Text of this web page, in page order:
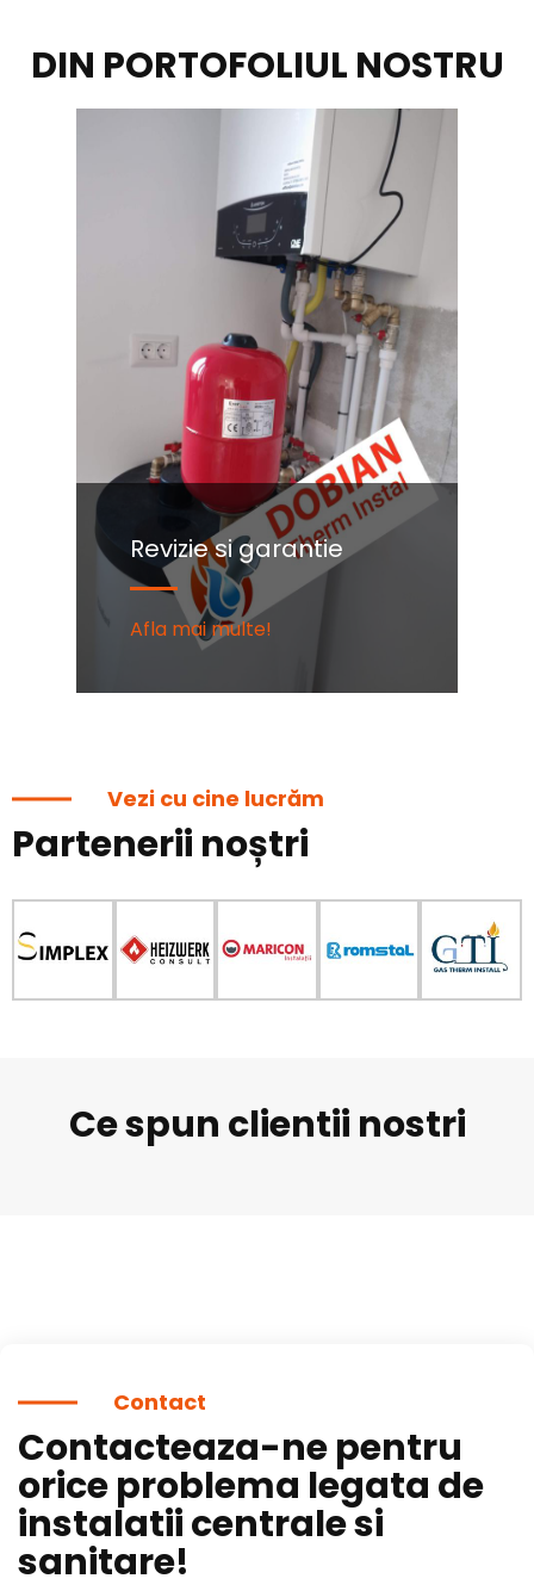
DIN PORTOFOLIUL NOSTRU
Revizie si garantie
Afla mai multe!
Vezi cu cine lucrăm
Partenerii noștri
Ce spun clientii nostri
Contact
Contacteaza-ne pentru
orice problema legata de
instalatii centrale si
sanitare!